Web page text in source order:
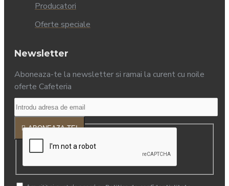
Producatori
Oferte speciale
Newsletter
Aboneaza-te la newsletter si ramai la curent cu noile
oferte Cafeteria
ABONEAZA-TE!